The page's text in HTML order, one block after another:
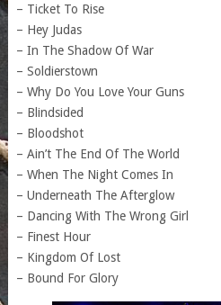
– Ticket To Rise
– Hey Judas
– In The Shadow Of War
– Soldierstown
– Why Do You Love Your Guns
– Blindsided
– Bloodshot
– Ain’t The End Of The World
– When The Night Comes In
– Underneath The Afterglow
– Dancing With The Wrong Girl
– Finest Hour
– Kingdom Of Lost
– Bound For Glory